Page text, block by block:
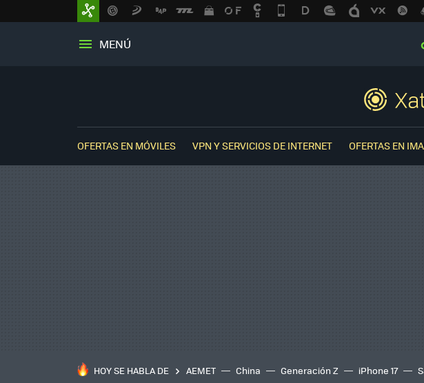
MENÚ
OFERTAS EN MÓVILES VPN Y SERVICIOS DE INTERNET OFERTAS EN
HOY SE HABLA DE AEMET China Generación Z iPhone 17